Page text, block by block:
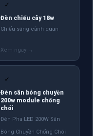
✓
Đèn chiếu cây 18w
Chiếu sáng cảnh quan
✓
Đèn sân bóng chuyền
200w module chống
chói
Đèn Pha LED 200W Sân
Bóng Chuyền Chống Chói